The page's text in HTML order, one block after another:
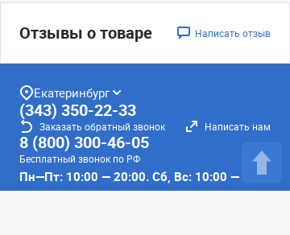
Отзывы о товаре Написать отзыв
Екатеринбург
(343) 350-22-33
Заказать обратный звонок Написать нам
8 (800) 300-46-05
Бесплатный звонок по РФ
Пн—Пт: 10:00 — 20:00. Сб, Вс: 10:00 —
18:00